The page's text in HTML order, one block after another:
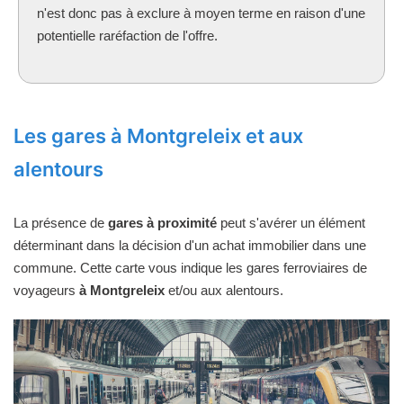
n'est donc pas à exclure à moyen terme en raison d'une
potentielle raréfaction de l'offre.
Les gares à Montgreleix et aux
alentours
La présence de gares à proximité peut s'avérer un élément
déterminant dans la décision d'un achat immobilier dans une
commune. Cette carte vous indique les gares ferroviaires de
voyageurs à Montgreleix et/ou aux alentours.